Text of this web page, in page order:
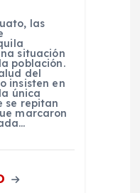
las
situación
población.
del
insisten en
única
se repitan
marcaron